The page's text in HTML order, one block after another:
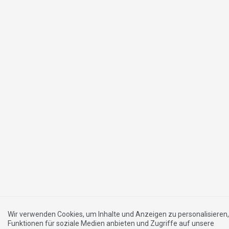
Jetzt 3xJA und 1xNEIN stimmen – am
25. September zählt jede Stimme!
Wir verwenden Cookies, um Inhalte und Anzeigen zu personalisieren,
Funktionen für soziale Medien anbieten und Zugriffe auf unsere